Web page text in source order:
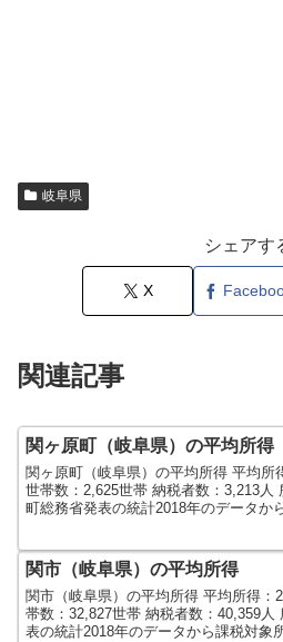
岐阜県
シェアす
X
関連記事
関ヶ原町（岐阜県）の平均所得
関ヶ原町（岐阜県）の平均所得 平均所
世帯数：2,625世帯 納税者数：3,213人
町総務省発表の統計2018年のデータか
関市（岐阜県）の平均所得
関市（岐阜県）の平均所得 平均所得：
帯数：32,827世帯 納税者数：40,359人
表の統計2018年のデータから課税対象